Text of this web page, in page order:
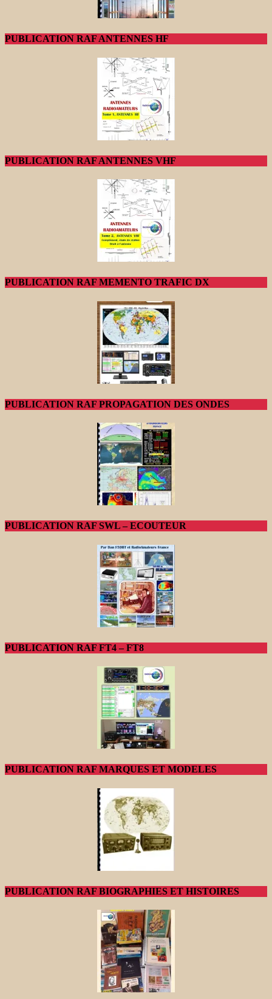
PUBLICATION RAF ANTENNES HF
PUBLICATION RAF ANTENNES VHF
PUBLICATION RAF MEMENTO TRAFIC DX
PUBLICATION RAF PROPAGATION DES ONDES
PUBLICATION RAF SWL – ECOUTEUR
PUBLICATION RAF FT4 – FT8
PUBLICATION RAF MARQUES ET MODELES
PUBLICATION RAF BIOGRAPHIES ET HISTOIRES